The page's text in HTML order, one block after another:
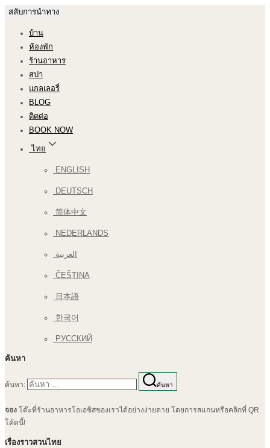
สลับการนำทาง
บ้าน
ห้องพัก
ร้านอาหาร
สปา
แกลเลอรี่
BLOG
ติดต่อ
BOOK NOW
ไทย
ENGLISH
DEUTSCH
简体中文
NEDERLANDS
العربية
ČEŠTINA
日本語
한국어
РУССКИЙ
ค้นหา
ค้นหา: ค้นหา
จอง โต๊ะที่ร้านอาหารโอเอซิสของเราได้อย่างง่ายดาย โดยการสแกนหรือคลิกที่ QR
โค้ดนี้!
เรื่องราวสวนไทย